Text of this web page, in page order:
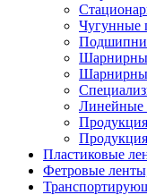
Чугунные
Линейные
Пластиковые
Фетровые